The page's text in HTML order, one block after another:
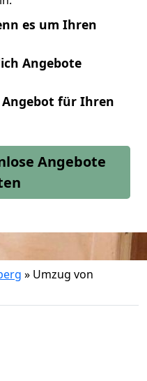
es um Ihren
Angebote
Angebot für Ihren
Angebote
» Umzug von